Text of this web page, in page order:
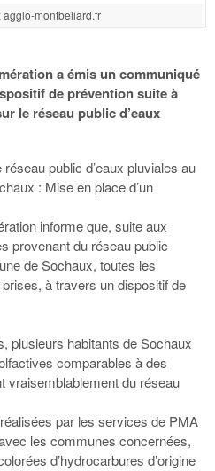
agglo-montbeliard.fr
a émis un communiqué
de prévention suite à
le réseau public d’eaux
public d’eaux pluviales au
: Mise en place d’un
informe que, suite aux
provenant du réseau public
de Sochaux, toutes les
à travers un dispositif de
plusieurs habitants de Sochaux
comparables à des
vraisemblablement du réseau
par les services de PMA
les communes concernées,
d’hydrocarbures d’origine